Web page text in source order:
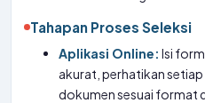
Tahapan Proses Seleksi
Aplikasi Online: Isi
akurat, perhatikan
dokumen sesuai format